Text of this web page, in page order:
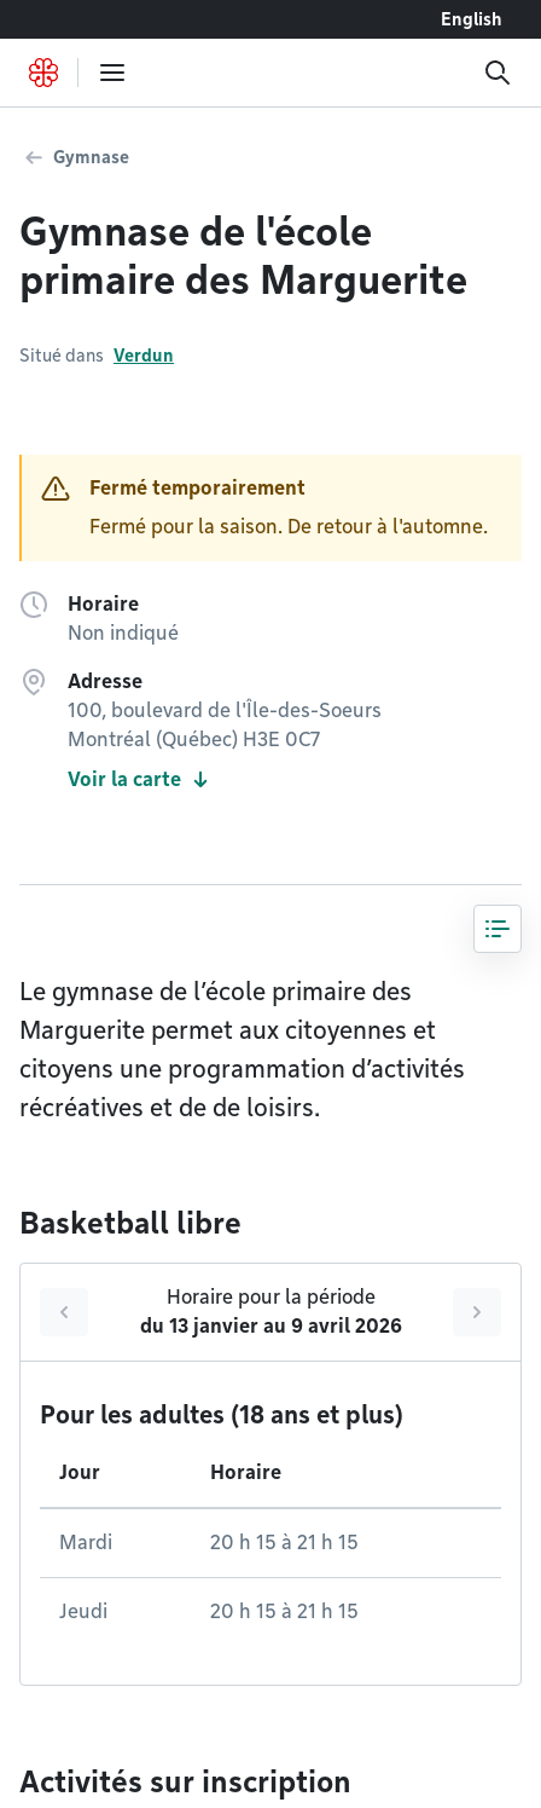
English
Gymnase
Gymnase de l'école
primaire des Marguerite
Situé dans Verdun
Fermé temporairement
Fermé pour la saison. De retour à l'automne.
Horaire
Non indiqué
Adresse
100, boulevard de l'Île-des-Soeurs
Montréal (Québec) H3E 0C7
Voir la carte
Le gymnase de l’école primaire des
Marguerite permet aux citoyennes et
citoyens une programmation d’activités
récréatives et de de loisirs.
Basketball libre
Horaire pour la période
du 13 janvierau 9 avril 2026
Pour les adultes (18 ans et plus)
Jour Horaire
Mardi 20 h 15 à 21 h 15
Jeudi 20 h 15 à 21 h 15
Activités sur inscription